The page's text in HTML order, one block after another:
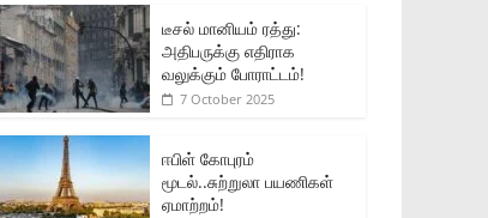
டீசல் மானியம் ரத்து:
அதிபருக்கு எதிராக
வலுக்கும் போராட்டம்!
7 October 2025
ஈபிள் கோபுரம்
மூடல்..சுற்றுலா பயணிகள்
ஏமாற்றம்!